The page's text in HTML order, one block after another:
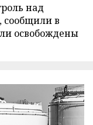
над
сообщили в
освобождены